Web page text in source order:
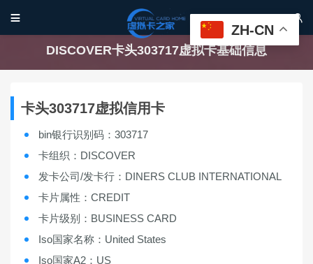
 
DISCOVER卡头303717虚拟卡基础信息
卡头303717虚拟信用卡
bin银行识别码：303717
卡组织：DISCOVER
发卡公司/发卡行：DINERS CLUB INTERNATIONAL
卡片属性：CREDIT
卡片级别：BUSINESS CARD
Iso国家名称：United States
Iso国家A2：US
ZH-CN